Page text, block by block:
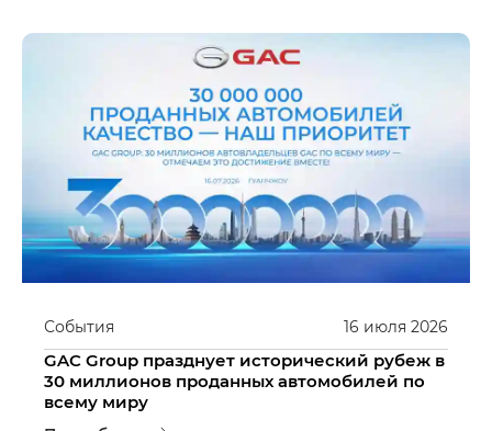
16 июля 2026
События
GAC Group празднует исторический рубеж в
30 миллионов проданных автомобилей по
всему миру